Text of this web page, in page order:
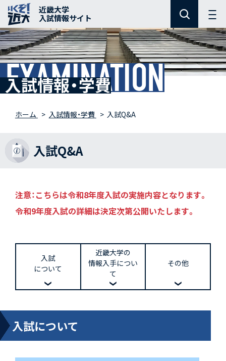
近畿大学
入試情報サイト
EXAMINATION
入試情報・学費
ホーム 入試情報・学費 入試Q&A
入試Q&A
注意：こちらは令和8年度入試の実施内容となります。
令和9年度入試の詳細は決定次第公開いたします。
入試
について
近畿大学の
情報入手につい
て
その他
入試について